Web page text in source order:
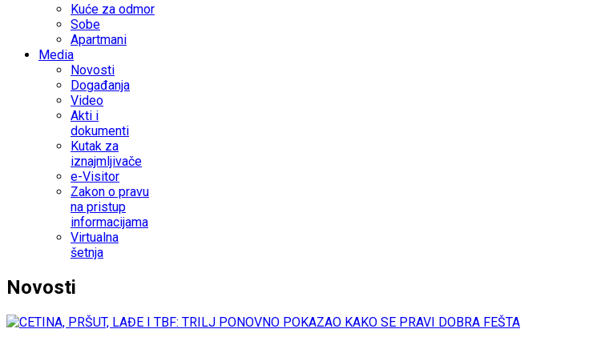
Kuće za odmor
Sobe
Apartmani
Media
Novosti
Događanja
Video
Akti i
dokumenti
Kutak za
iznajmljivače
e-Visitor
Zakon o pravu
na pristup
informacijama
Virtualna
šetnja
Novosti